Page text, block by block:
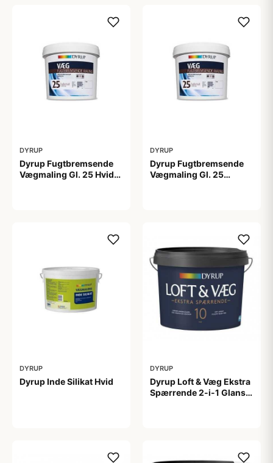
DYRUP
Dyrup Fugtbremsende
Vægmaling Gl. 25 Hvid
DYRUP
Dyrup Fugtbremsende
Vægmaling Gl. 25
DYRUP
Dyrup Inde Silikat Hvid
DYRUP
Dyrup Loft & Væg Ekstra
Spærrende 2-i-1 Glans